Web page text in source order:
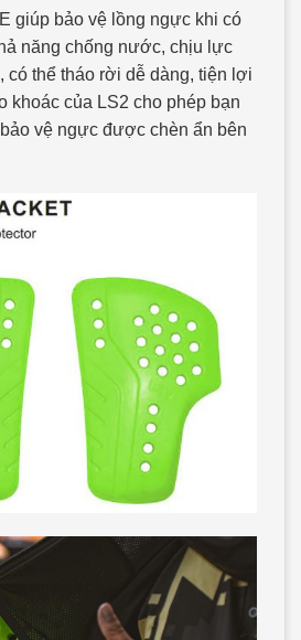
giúp bảo vệ lồng ngực khi có
năng chống nước, chịu lực
có thể tháo rời dễ dàng, tiện lợi
khoác của LS2 cho phép bạn
vệ ngực được chèn ẩn bên